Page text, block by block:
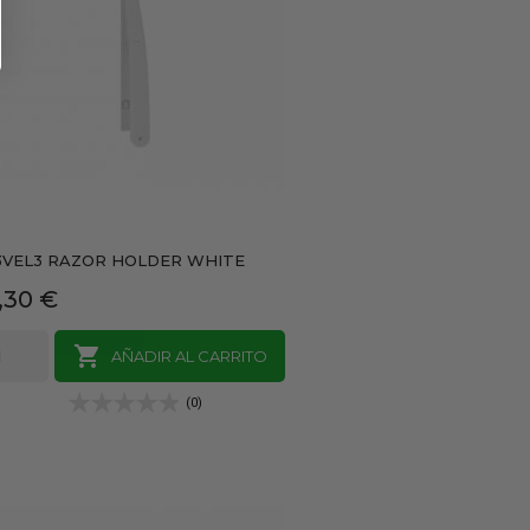
RAZOR HOLDER WHITE
€

AÑADIR AL CARRITO
(0)